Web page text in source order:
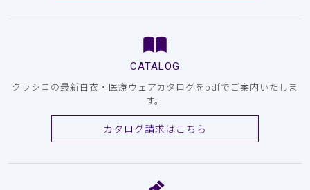
CATALOG
クラシコの最新白衣・医療ウェアカタログをpdfでご案内いたしま
す。
カタログ請求はこちら